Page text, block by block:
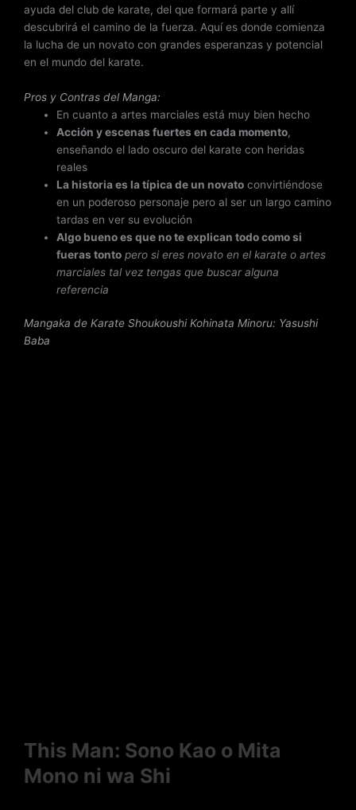
ayuda del club de karate, del que formará parte y allí
descubrirá el camino de la fuerza. Aquí es donde comienza
la lucha de un novato con grandes esperanzas y potencial
en el mundo del karate.
Pros y Contras del Manga:
En cuanto a artes marciales está muy bien hecho
Acción y escenas fuertes en cada momento,
enseñando el lado oscuro del karate con heridas
reales
La historia es la típica de un novato convirtiéndose
en un poderoso personaje pero al ser un largo camino
tardas en ver su evolución
Algo bueno es que no te explican todo como si
fueras tonto pero si eres novato en el karate o artes
marciales tal vez tengas que buscar alguna
referencia
Mangaka de Karate Shoukoushi Kohinata Minoru: Yasushi
Baba
This Man: Sono Kao o Mita
Mono ni wa Shi